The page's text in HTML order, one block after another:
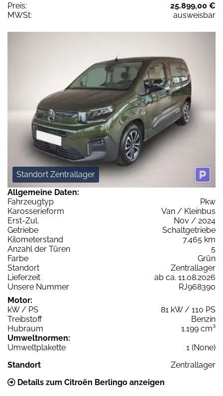
Preis:
25.899,00 €
MWSt:
ausweisbar
Standort Zentrallager
Allgemeine Daten:
Fahrzeugtyp
Pkw
Karosserieform
Van / Kleinbus
Erst-Zul.
Nov / 2024
Getriebe
Schaltgetriebe
Kilometerstand
7.465 km
Anzahl der Türen
5
Farbe
Grün
Standort
Zentrallager
Lieferzeit
ab ca. 11.08.2026
Unsere Nummer
RJ968390
Motor:
kW / PS
81 kW / 110 PS
Treibstoff
Benzin
Hubraum
1.199 cm³
Umweltnormen:
Umweltplakette
1 (None)
Standort
Zentrallager
Details zum Citroën Berlingo anzeigen